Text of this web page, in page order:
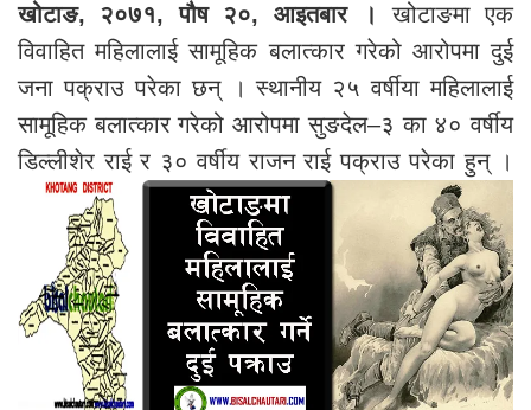
खोटाङ, २०७१, पौष २०, आइतबार ।
खोटाङमा एक
विवाहित महिलालाई सामूहिक बलात्कार गरेको आरोपमा दुई
जना पक्राउ परेका छन् । स्थानीय २५ वर्षीया महिलालाई
सामूहिक बलात्कार गरेको आरोपमा सुङदेल–३ का ४० वर्षीय
डिल्लीशेर राई र ३० वर्षीय राजन राई पक्राउ परेका हुन् ।